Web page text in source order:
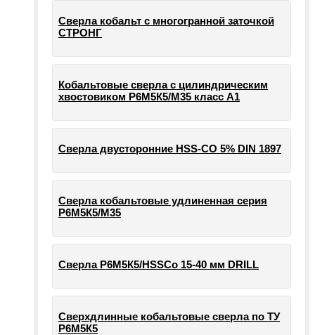
Сверла кобальт с многогранной заточкой
СТРОНГ
Кобальтовые сверла с цилиндрическим
хвостовиком Р6М5К5/М35 класс А1
Сверла двусторонние HSS-CO 5% DIN 1897
Сверла кобальтовые удлиненная серия
Р6М5К5/М35
Сверла Р6М5К5/HSSCo 15-40 мм DRILL
Сверхдлинные кобальтовые сверла по ТУ
Р6М5К5